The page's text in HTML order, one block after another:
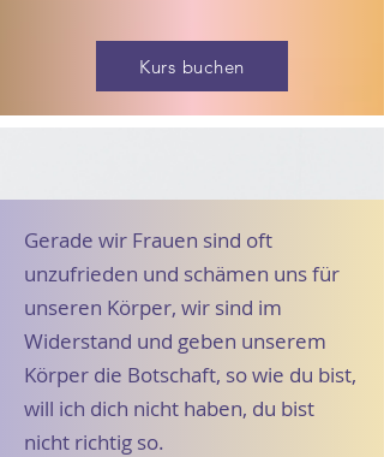
Kurs buchen
Gerade wir Frauen sind oft
unzufrieden und schämen uns für
unseren Körper, wir sind im
Widerstand und geben unserem
Körper die Botschaft, so wie du bist,
will ich dich nicht haben, du bist
nicht richtig so.